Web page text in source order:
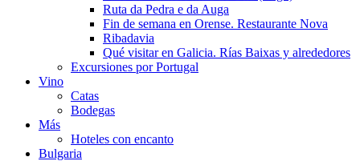
Ruta da Pedra e da Auga
Fin de semana en Orense. Restaurante Nova
Ribadavia
Qué visitar en Galicia. Rías Baixas y alrededores
Excursiones por Portugal
Vino
Catas
Bodegas
Más
Hoteles con encanto
Bulgaria